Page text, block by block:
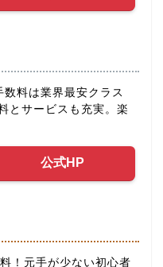
料は業界最安クラス
とサービスも充実。楽
公式HP
！元手が少ない初心者